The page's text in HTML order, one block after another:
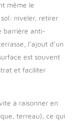
même le
niveler, retirer
barrière anti-
l’ajout d’un
est souvent
et faciliter
à raisonner en
terreau), ce qui